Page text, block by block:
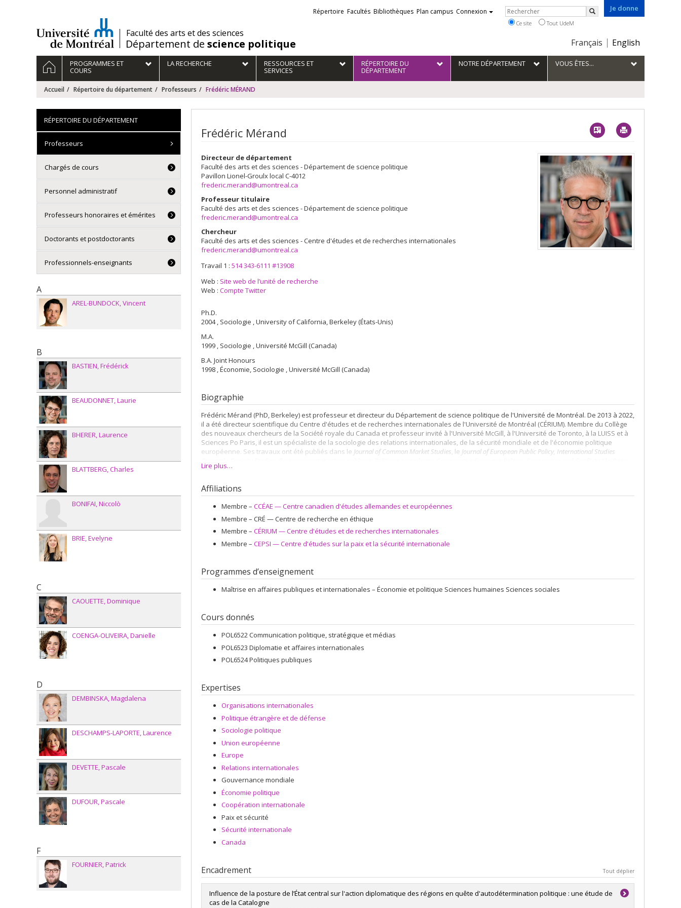
/Faculté des arts et des sciences
Département de science politique
Je donne
Choix
la
langue
Français English
Liens
externes
Répertoire Facultés Bibliothèques Plan campus Connexion Rechercher
Rechercher
Ce site Tout UdeM
Navigation
principale
ACCUEILPROGRAMMES ET
COURS
LA RECHERCHE RESSOURCES ET
SERVICES
RÉPERTOIRE DU
DÉPARTEMENT
NOTRE DÉPARTEMENT VOUS ÊTES...
Accueil Répertoire du département Professeurs Frédéric MÉRAND
Frédéric Mérand Vcard
Directeur de département
Faculté des arts et des sciences - Département de science politique
Pavillon Lionel-Groulxlocal C-4012
frederic.merand@umontreal.ca
Professeur titulaire
Faculté des arts et des sciences - Département de science politique
frederic.merand@umontreal.ca
Chercheur
Faculté des arts et des sciences - Centre d'études et de recherches internationales
frederic.merand@umontreal.ca
Travail 1 : 514 343-6111 #13908
Web : Site web de l’unité de recherche
Web : Compte Twitter
Ph.D.
2004 , Sociologie , University of California, Berkeley (États-Unis)
M.A.
1999 , Sociologie , Université McGill (Canada)
B.A. Joint Honours
1998 , Économie, Sociologie , Université McGill (Canada)
Biographie
Frédéric Mérand (PhD, Berkeley) est professeur et directeur du Département de science politique de l'Université de Montréal. De 2013 à 2022,
il a été directeur scientifique du Centre d'études et de recherches internationales de l'Université de Montréal (CÉRIUM). Membre du Collège
des nouveaux chercheurs de la Société royale du Canada et professeur invité à l'Université McGill, à l'Université de Toronto, à la LUISS et à
Sciences Po Paris, il est un spécialiste de la sociologie des relations internationales, de la sécurité mondiale et de l'économie politique
européenne. Ses travaux ont été publiés dans le Journal of Common Market Studies, le Journal of European Public Policy, International Studies
canadienne de science politique
Sciences Po, 2021).
Lire plus…
Affiliations
Membre – CCÉAE — Centre canadien d'études allemandes et européennes
Membre – CRÉ — Centre de recherche en éthique
Membre – CÉRIUM — Centre d'études et de recherches internationales
Membre – CEPSI — Centre d'études sur la paix et la sécurité internationale
Programmes d’enseignement
Maîtrise en affaires publiques et internationales – Économie et politique Sciences humaines Sciences sociales
Cours donnés
POL6522 Communication politique, stratégique et médias
POL6523 Diplomatie et affaires internationales
POL6524 Politiques publiques
Expertises
Organisations internationales
Politique étrangère et de défense
Sociologie politique
Union européenne
Europe
Relations internationales
Gouvernance mondiale
Économie politique
Coopération internationale
Paix et sécurité
Sécurité internationale
Canada
Encadrement Tout déplier
Influence de la posture de l’État central sur l'action diplomatique des régions en quête d'autodétermination politique : une étude de
cas de la Catalogne
RÉPERTOIRE DU DÉPARTEMENT
Professeurs
Chargés de cours
Personnel administratif
Professeurs honoraires et émérites
Doctorants et postdoctorants
Professionnels-enseignants
A
AREL-BUNDOCK Vincent
B
BASTIEN Frédérick
BEAUDONNET Laurie
BHERER Laurence
BLATTBERG Charles
BONIFAI Niccolò
BRIE Evelyne
C
CAOUETTE Dominique
COENGA-OLIVEIRA Danielle
D
DEMBINSKA Magdalena
DESCHAMPS-LAPORTE Laurence
DEVETTE Pascale
DUFOUR Pascale
F
FOURNIER Patrick